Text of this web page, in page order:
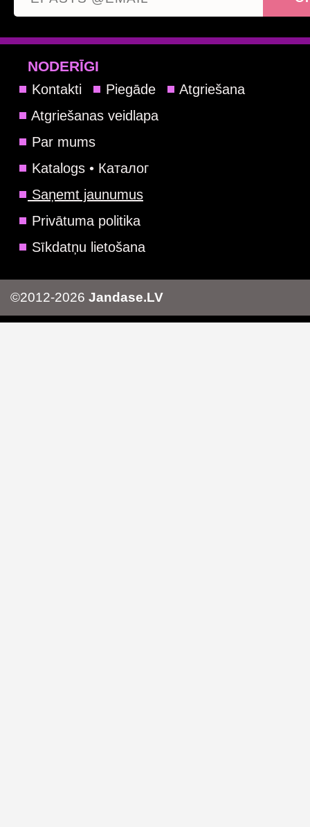
NODERĪGI
Kontakti Piegāde
Atgriešana
Atgriešanas veidlapa
Par mums
Katalogs • Каталог
Saņemt jaunumus
Privātuma politika
Sīkdatņu lietošana
©2012-2026 Jandase.LV